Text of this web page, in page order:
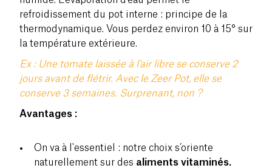
refroidissement du pot interne : principe de la
thermodynamique. Vous perdez environ 10 à 15° sur
la température extérieure.
Ex : Une tomate laissée à l’air libre se conserve 2
jours avant de flétrir. Avec le Zeer Pot, elle se
conserve 3 semaines. Surprenant, non ?
Avantages :
On va à l'essentiel : notre choix s’oriente
naturellement sur des aliments vitaminés.